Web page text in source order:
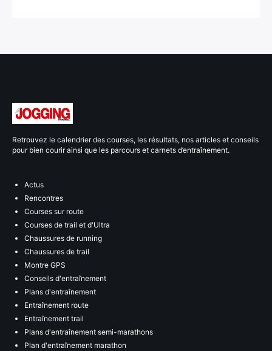
Retrouvez le calendrier des courses, les résultats, nos articles et conseils
pour bien courir ainsi que les parcours et carnets d’entraînement.
Actus
Rencontres
Courses sur route
Courses de trail et d'Ultra
Chaussures de running
Chaussures de trail
Montre GPS
Conseils d'entraînement
Plans d'entraînement
Entraînement route
Entraînement trail
Plans d'entraînement semi-marathons
Plan d'entraînement marathon